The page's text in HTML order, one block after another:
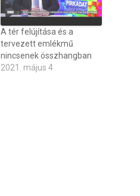
A tér felújítása és a
tervezett emlékmű
nincsenek összhangban
2021. május 4